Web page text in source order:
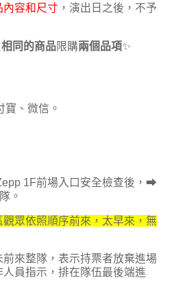
內容和尺寸 ，演出日之後，不予
相同的商品限購兩個品項✨
、微信。
1F前場入口安全檢查後，⮕
。
觀眾依照順序前來，太早來，無
來整隊，表示持票者放棄進場
員指示，排在隊伍最後端進